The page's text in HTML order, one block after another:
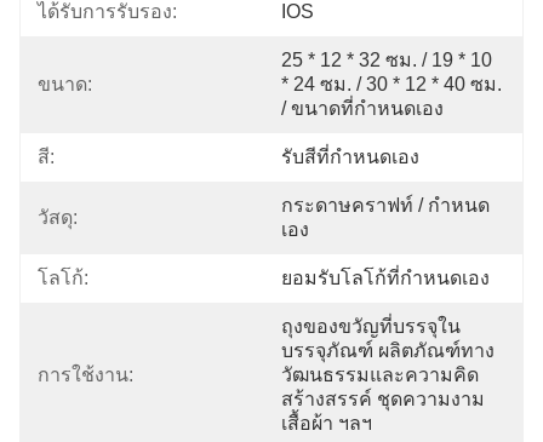
ได้รับการรับรอง: IOS
ขนาด:
25 * 12 * 32 ซม. / 19 * 10
* 24 ซม. / 30 * 12 * 40 ซม.
/ ขนาดที่กำหนดเอง
สี: รับสีที่กําหนดเอง
วัสดุ:
กระดาษคราฟท์ / กำหนด
เอง
โลโก้: ยอมรับโลโก้ที่กำหนดเอง
การใช้งาน:
ถุงของขวัญที่บรรจุใน
บรรจุภัณฑ์ ผลิตภัณฑ์ทาง
วัฒนธรรมและความคิด
สร้างสรรค์ ชุดความงาม
เสื้อผ้า ฯลฯ